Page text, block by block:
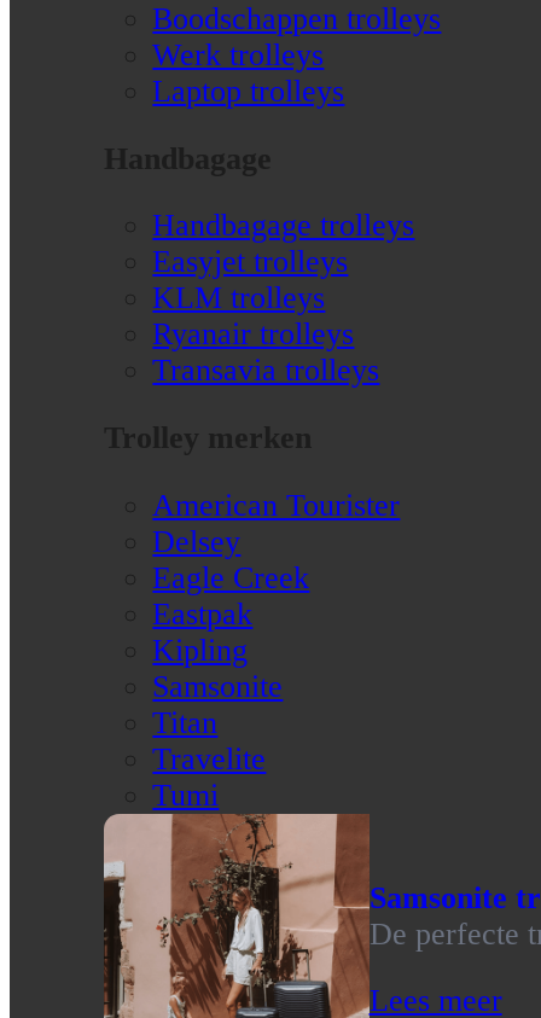
Boodschappen trolleys
Werk trolleys
Laptop trolleys
Handbagage
Handbagage trolleys
Easyjet trolleys
KLM trolleys
Ryanair trolleys
Transavia trolleys
Trolley merken
American Tourister
Delsey
Eagle Creek
Eastpak
Kipling
Samsonite
Titan
Travelite
Tumi
Samsonite
De perfecte
Lees meer